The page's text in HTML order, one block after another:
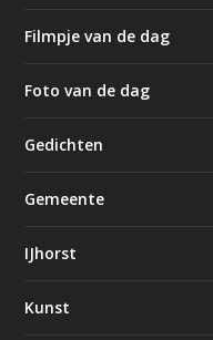
Filmpje van de dag
Foto van de dag
Gedichten
Gemeente
IJhorst
Kunst